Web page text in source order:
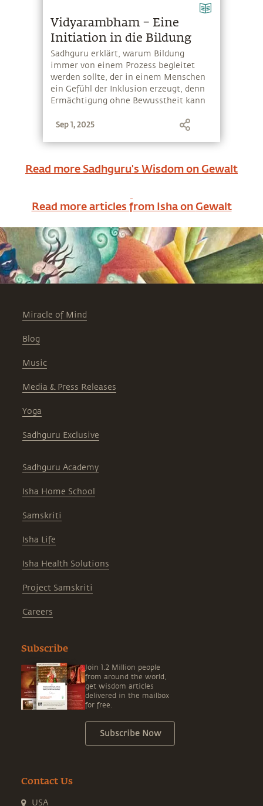
Vidyarambham – Eine
Initiation in die Bildung
Sadhguru erklärt, warum Bildung
immer von einem Prozess begleitet
werden sollte, der in einem Menschen
ein Gefühl der Inklusion erzeugt, denn
Ermächtigung ohne Bewusstheit kann
geworden
Sep 1, 2025
Read more Sadhguru's Wisdom onGewalt
Read more articles from Isha onGewalt
Miracle of Mind
Blog
Music
Media & Press Releases
Yoga
Sadhguru Exclusive
Sadhguru Academy
Isha Home School
Samskriti
Isha Life
Isha Health Solutions
Project Samskriti
Careers
Subscribe
Join 1.2 Million people
from around the world,
get wisdom articles
delivered in the mailbox
for free.
Subscribe Now
Contact Us
USA